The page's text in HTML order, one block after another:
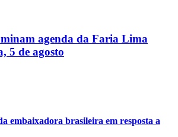
agenda da Faria Lima
5 de agosto
embaixadora brasileira em resposta a